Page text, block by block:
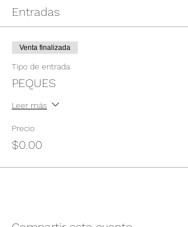
Entradas
Venta finalizada
Tipo de entrada
PEQUES
Leer más
Precio
$0.00